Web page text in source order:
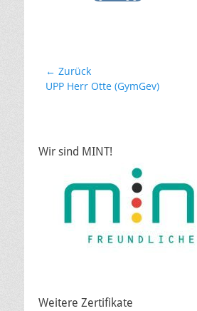
Beitragsnavigation
← Zurück
Vorheriger
UPP Herr Otte (GymGev)Nächster
Wir sind MINT!
Weitere Zertifikate